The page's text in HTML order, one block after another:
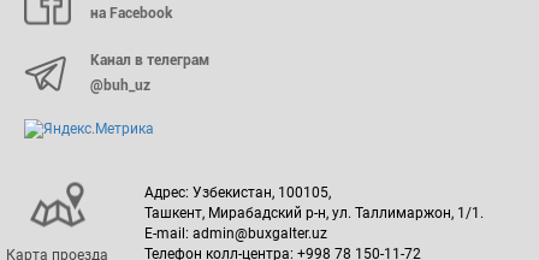
на Facebook
Канал в телеграм
@buh_uz
Карта проезда
Адрес: Узбекистан, 100105,
Ташкент, Мирабадский р-н, ул. Таллимаржон, 1/1.
E-mail: admin@buxgalter.uz
Телефон колл-центра: +998 78 150-11-72